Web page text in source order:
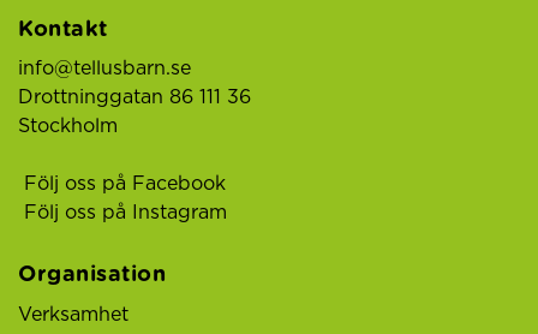
Kontakt
info@tellusbarn.se
Drottninggatan 86 111 36
Stockholm
Följ oss på Facebook
Följ oss på Instagram
Organisation
Verksamhet